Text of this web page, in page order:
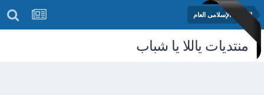
المنتدى الإسلامى العام
منتديات ياللا يا شباب